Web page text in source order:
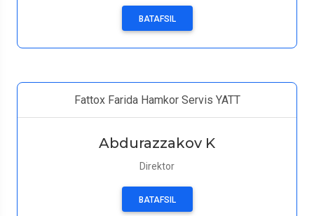
BATAFSIL
Fattox Farida Hamkor Servis YATT
Abdurazzakov K
Direktor
BATAFSIL